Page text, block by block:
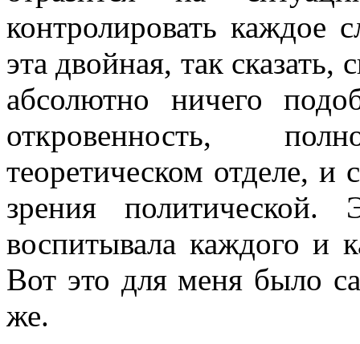
контролировать каждое
эта двойная, так
абсолютно ничего
откровенность,
теоретическом отделе, и
зрения политической.
воспитывала каждого и
Вот это для меня было
же.